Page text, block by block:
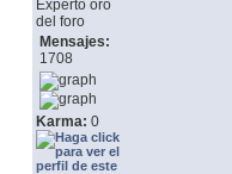
Experto oro
del foro
Mensajes:
1708
Karma: 0